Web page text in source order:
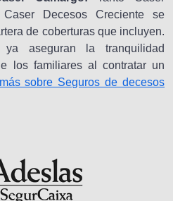
Decesos Creciente se
de coberturas que incluyen.
aseguran la tranquilidad
los familiares al contratar un
sobre Seguros de decesos